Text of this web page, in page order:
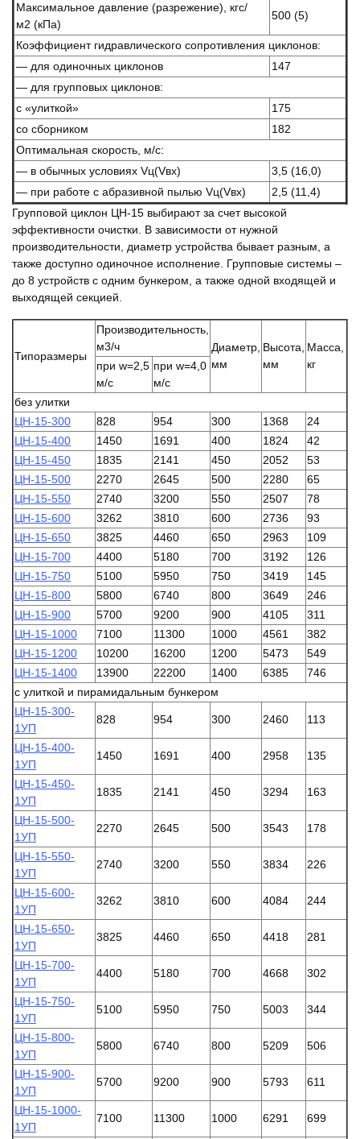
Максимальное давление (разрежение), кгс/
м2 (кПа)
500 (5)
Коэффициент гидравлического сопротивления циклонов:
— для одиночных циклонов
147
— для групповых циклонов:
с «улиткой»
175
со сборником
182
Оптимальная скорость, м/с:
— в обычных условиях Vц(Vвх)
3,5 (16,0)
— при работе с абразивной пылью Vц(Vвх)
2,5 (11,4)
Групповой циклон ЦН-15 выбирают за счет высокой
эффективности очистки. В зависимости от нужной
производительности, диаметр устройства бывает разным, а
также доступно одиночное исполнение. Групповые системы –
до 8 устройств с одним бункером, а также одной входящей и
выходящей секцией.
Типоразмеры
Производительность,
м3/ч
Диаметр,
мм
Высота,
мм
Масса,
кг
при w=2,5
м/с
при w=4,0
м/с
без улитки
ЦН-15-300
828 954 300 1368
24
ЦН-15-400
1450 1691 400 1824
42
ЦН-15-450
1835 2141 450 2052
53
ЦН-15-500
2270 2645 500 2280
65
ЦН-15-550
2740 3200 550 2507
78
ЦН-15-600
3262 3810 600 2736
93
ЦН-15-650
3825 4460 650 2963
109
ЦН-15-700
4400 5180 700 3192
126
ЦН-15-750
5100 5950 750 3419
145
ЦН-15-800
5800 6740 800 3649
246
ЦН-15-900
5700 9200 900 4105
311
ЦН-15-1000
7100 11300 1000 4561
382
ЦН-15-1200
10200 16200 1200 5473
549
ЦН-15-1400
13900 22200 1400 6385
746
с улиткой и пирамидальным бункером
ЦН-15-300-
1УП
828 954 300 2460 113
ЦН-15-400-
1УП
1450 1691 400 2958 135
ЦН-15-450-
1УП
1835 2141 450 3294 163
ЦН-15-500-
1УП
2270 2645 500 3543 178
ЦН-15-550-
1УП
2740 3200 550 3834 226
ЦН-15-600-
1УП
3262 3810 600 4084 244
ЦН-15-650-
1УП
3825 4460 650 4418 281
ЦН-15-700-
1УП
4400 5180 700 4668 302
ЦН-15-750-
1УП
5100 5950 750 5003 344
ЦН-15-800-
1УП
5800 6740 800 5209 506
ЦН-15-900-
1УП
5700 9200 900 5793 611
ЦН-15-1000-
1УП
7100 11300 1000 6291 699